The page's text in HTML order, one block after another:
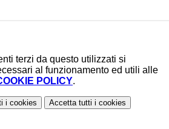
terzi da questo utilizzati si
al funzionamento ed utili alle
POLICY.
i cookies Accetta tutti i cookies